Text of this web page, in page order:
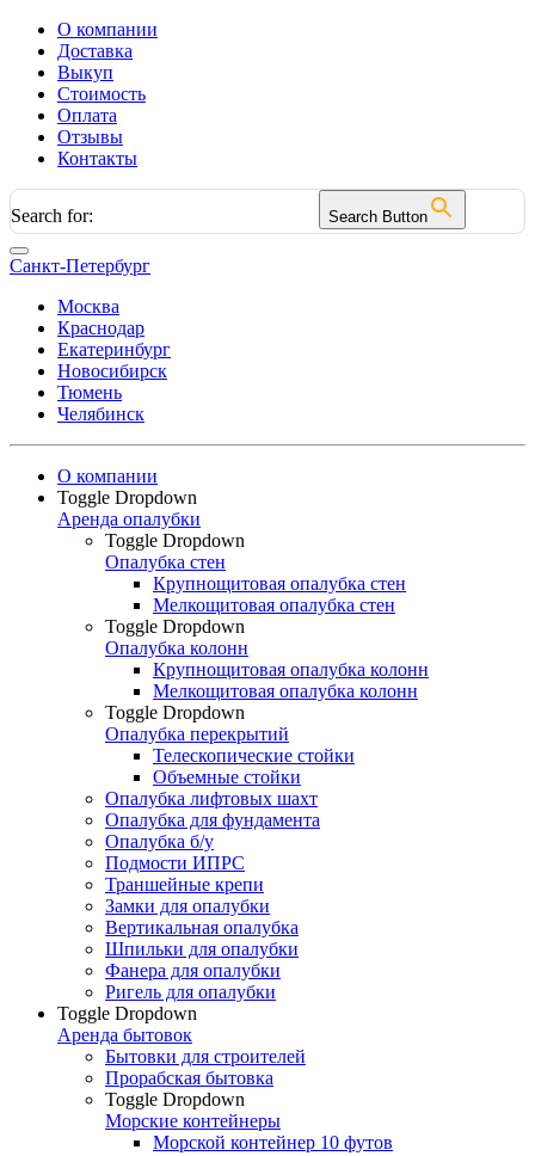
О компании
Доставка
Выкуп
Стоимость
Оплата
Отзывы
Контакты
Search for: Search Button
Санкт-Петербург
Москва
Краснодар
Екатеринбург
Новосибирск
Тюмень
Челябинск
О компании
Toggle Dropdown
Аренда опалубки
Toggle Dropdown
Опалубка стен
Крупнощитовая опалубка стен
Мелкощитовая опалубка стен
Toggle Dropdown
Опалубка колонн
Крупнощитовая опалубка колонн
Мелкощитовая опалубка колонн
Toggle Dropdown
Опалубка перекрытий
Телескопические стойки
Объемные стойки
Опалубка лифтовых шахт
Опалубка для фундамента
Опалубка б/у
Подмости ИПРС
Траншейные крепи
Замки для опалубки
Вертикальная опалубка
Шпильки для опалубки
Фанера для опалубки
Ригель для опалубки
Toggle Dropdown
Аренда бытовок
Бытовки для строителей
Прорабская бытовка
Toggle Dropdown
Морские контейнеры
Морской контейнер 10 футов